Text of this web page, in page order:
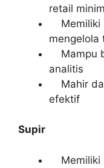
retail
Memiliki
mengelola
Mampu
analitis
Mahir
efektif
Supir
Memiliki